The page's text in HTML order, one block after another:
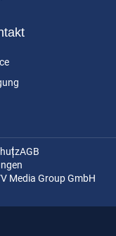
AGB
Media Group GmbH